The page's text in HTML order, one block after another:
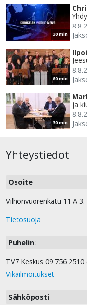
30 min
60 min
30 min
ja
Yhteystiedot
Osoite
Vilhonvuorenkatu 11 A 3.
Tietosuoja
Puhelin:
TV7 Keskus 09 756
Vikailmoitukset
Sähköposti